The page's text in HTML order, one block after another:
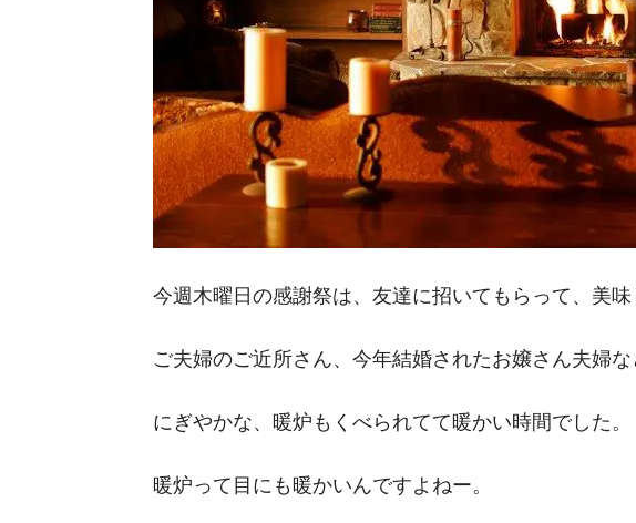
今週木曜日の感謝祭は、友達に招いてもらって、美味
ご夫婦のご近所さん、今年結婚されたお嬢さん夫婦な
にぎやかな、暖炉もくべられてて暖かい時間でした。
暖炉って目にも暖かいんですよねー。